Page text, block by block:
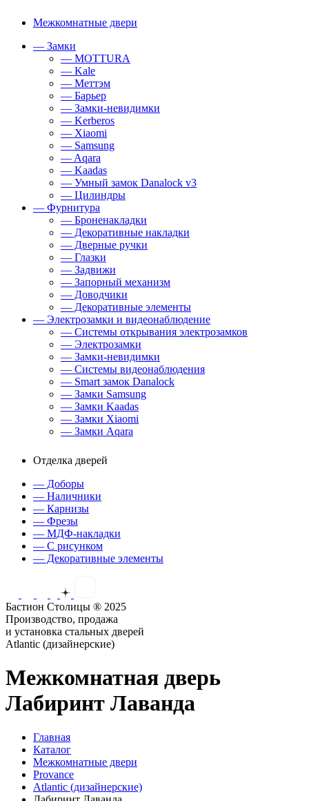
Межкомнатные двери
— Замки
— MOTTURA
— Kale
— Меттэм
— Барьер
— Замки-невидимки
— Kerberos
— Xiaomi
— Samsung
— Aqara
— Kaadas
— Умный замок Danalock v3
— Цилиндры
— Фурнитура
— Броненакладки
— Декоративные накладки
— Дверные ручки
— Глазки
— Задвижи
— Запорный механизм
— Доводчики
— Декоративные элементы
— Электрозамки и видеонаблюдение
— Системы открывания электрозамков
— Электрозамки
— Замки-невидимки
— Системы видеонаблюдения
— Smart замок Danalock
— Замки Samsung
— Замки Kaadas
— Замки Xiaomi
— Замки Aqara
Отделка дверей
— Доборы
— Наличники
— Карнизы
— Фрезы
— МДФ-накладки
— С рисунком
— Декоративные элементы
Бастион Столицы ® 2025
Производство, продажа
и установка стальных дверей
Atlantic (дизайнерские)
Межкомнатная дверь
Лабиринт Лаванда
Главная
Каталог
Межкомнатные двери
Provance
Atlantic (дизайнерские)